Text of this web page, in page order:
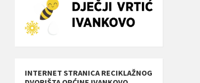
INTERNET STRANICA RECIKLAŽNOG